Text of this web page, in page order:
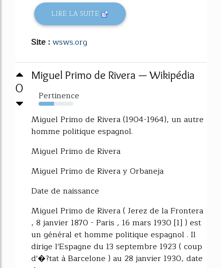
LIRE LA SUITE
Site :wsws.org
0
Miguel Primo de Rivera — Wikipédia
Pertinence
44%
Miguel Primo de Rivera (1904-1964), un autre
homme politique espagnol.
Miguel Primo de Rivera
Miguel Primo de Rivera y Orbaneja
Date de naissance
Miguel Primo de Rivera ( Jerez de la Frontera
, 8 janvier 1870 - Paris , 16 mars 1930 [1] ) est
un général et homme politique espagnol . Il
dirige l'Espagne du 13 septembre 1923 ( coup
d'�?tat à Barcelone ) au 28 janvier 1930, date